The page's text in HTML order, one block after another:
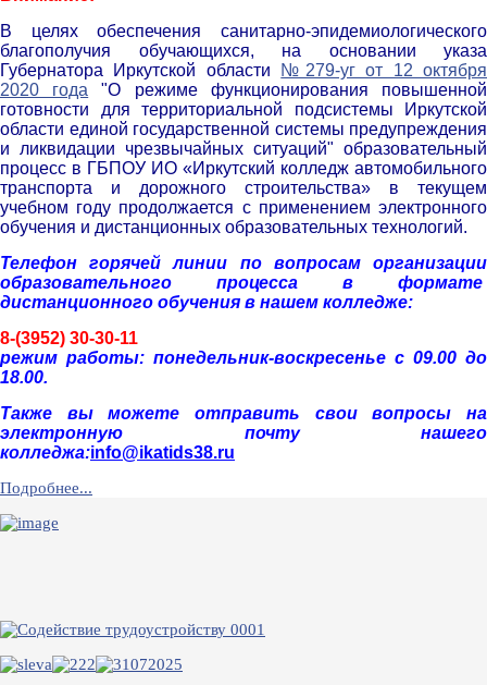
В целях обеспечения санитарно-эпидемиологического
благополучия обучающихся, на основании указа
Губернатора Иркутской области
№279-уг от 12 октября
2020 года "О режиме функционирования повышенной
готовности для территориальной подсистемы Иркутской
области единой государственной системы предупреждения
и ликвидации чрезвычайных ситуаций" образовательный
процесс в ГБПОУ ИО «Иркутский колледж автомобильного
транспорта и дорожного строительства» в текущем
учебном году продолжается с применением электронного
обучения и дистанционных образовательных технологий.
Телефон горячей линии по вопросам организации
образовательного процесса в формате
дистанционного обучения в нашем колледже:
8-(3952) 30-30-11
режим работы: понедельник-воскресенье с 09.00 до
18.00.
Также вы можете отправить свои вопросы на
электронную почту нашего
колледжа:info@ikatids38.ru
Подробнее...